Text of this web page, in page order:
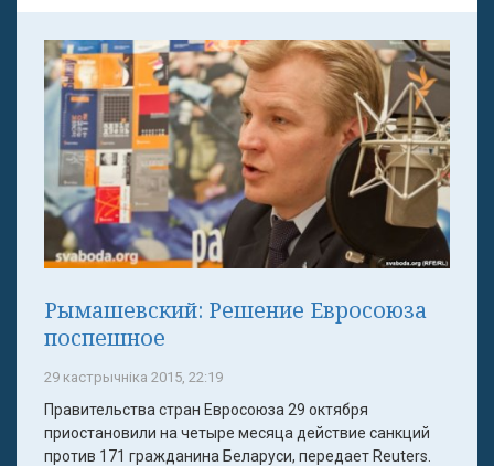
Рымашевский: Решение Евросоюза
поспешное
29 кастрычніка 2015, 22:19
Правительства стран Евросоюза 29 октября
приостановили на четыре месяца действие санкций
против 171 гражданина Беларуси, передает Reuters.